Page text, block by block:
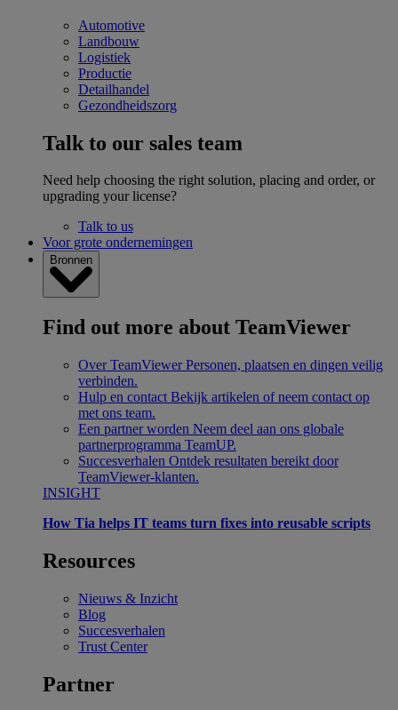
Automotive
Landbouw
Logistiek
Productie
Detailhandel
Gezondheidszorg
Talk to our sales team
Need help choosing the right solution, placing and order, or
upgrading your license?
Talk to us
Voor grote ondernemingen
Bronnen
Find out more about TeamViewer
Over TeamViewer Personen, plaatsen en dingen veilig
verbinden.
Hulp en contact Bekijk artikelen of neem contact op
met ons team.
Een partner worden Neem deel aan ons globale
partnerprogramma TeamUP.
Succesverhalen Ontdek resultaten bereikt door
TeamViewer-klanten.
INSIGHT
How Tia helps IT teams turn fixes into reusable scripts
Resources
Nieuws & Inzicht
Blog
Succesverhalen
Trust Center
Partner